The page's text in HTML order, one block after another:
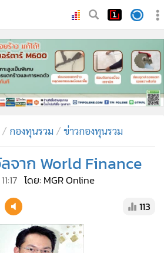
กองทุนรวม ข่าวกองทุนรวม
จาก World Finance
โดย: MGR Online
113